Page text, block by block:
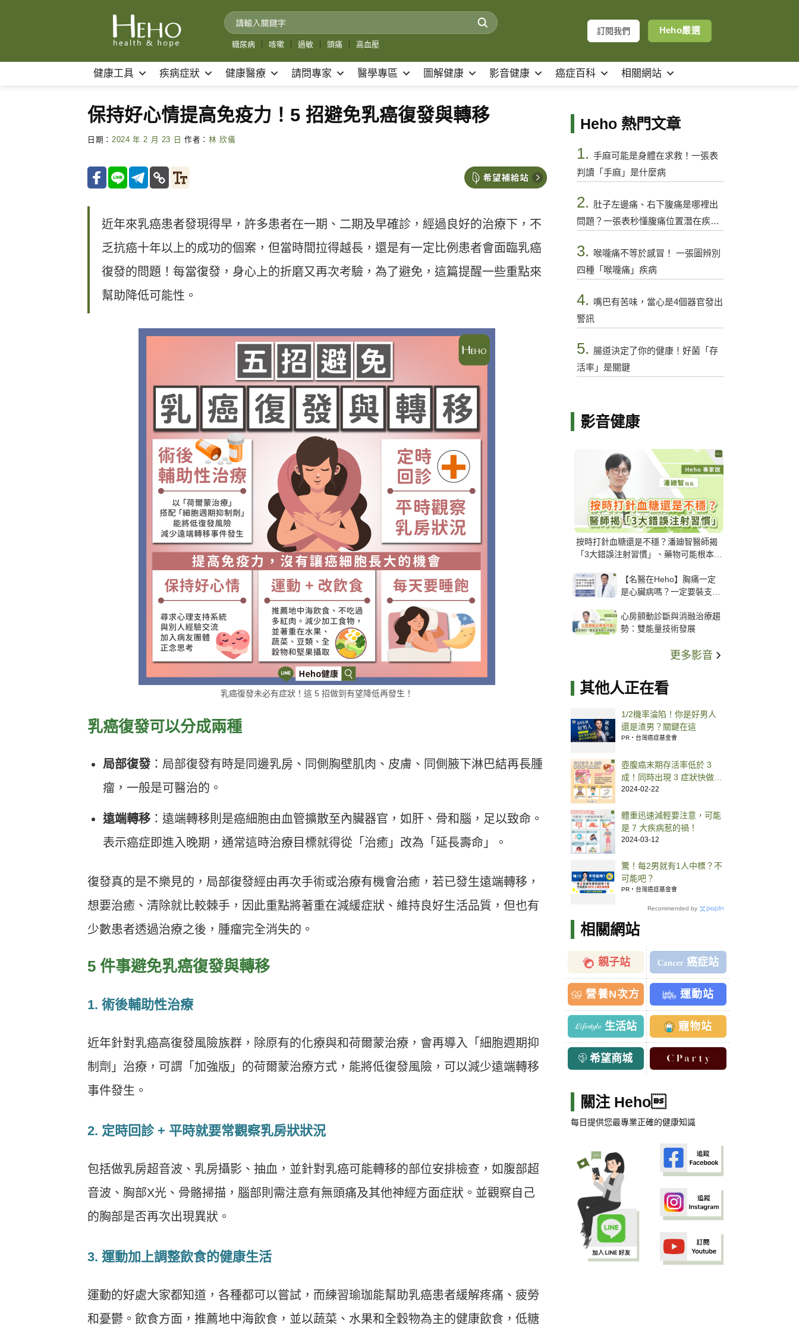
糖尿病 咳嗽 過敏 頭痛 高血壓
訂閱我們 Heho嚴選
健康工具 疾病症狀 健康醫療 請問專家 醫學專區 圖解健康 影音健康 癌症百科 相關網站
保持好心情提高免疫力！5 招避免乳癌復發與轉移
日期： 2024 年 2 月 23 日 作者： 林 欣儀
近年來乳癌患者發現得早，許多患者在一期、二期及早確診，經過良好的治療下，不
乏抗癌十年以上的成功的個案，但當時間拉得越長，還是有一定比例患者會面臨乳癌
復發的問題！每當復發，身心上的折磨又再次考驗，為了避免，這篇提醒一些重點來
幫助降低可能性。
乳癌復發未必有症狀！這 5 招做到有望降低再發生！
乳癌復發可以分成兩種
局部復發：局部復發有時是同邊乳房、同側胸壁肌肉、皮膚、同側腋下淋巴結再長腫
瘤，一般是可醫治的。
遠端轉移 ：遠端轉移則是癌細胞由血管擴散至內臟器官，如肝、骨和腦，足以致命。
表示癌症即進入晚期，通常這時治療目標就得從「治癒」改為「延長壽命」。
復發真的是不樂見的，局部復發經由再次手術或治療有機會治癒，若已發生遠端轉移，
想要治癒、清除就比較棘手，因此重點將著重在減緩症狀、維持良好生活品質，但也有
少數患者透過治療之後，腫瘤完全消失的。
5 件事避免乳癌復發與轉移
1. 術後輔助性治療
近年針對乳癌高復發風險族群，除原有的化療與和荷爾蒙治療，會再導入「細胞週期抑
制劑」治療，可謂「加強版」的荷爾蒙治療方式，能將低復發風險，可以減少遠端轉移
事件發生。
2. 定時回診 + 平時就要常觀察乳房狀狀況
包括做乳房超音波、乳房攝影、抽血，並針對乳癌可能轉移的部位安排檢查，如腹部超
音波、胸部X光、骨骼掃描，腦部則需注意有無頭痛及其他神經方面症狀。並觀察自己
的胸部是否再次出現異狀。
3. 運動加上調整飲食的健康生活
運動的好處大家都知道，各種都可以嘗試，而練習瑜珈能幫助乳癌患者緩解疼痛、疲勞
和憂鬱。飲食方面，推薦地中海飲食，並以蔬菜、水果和全穀物為主的健康飲食，低糖
Heho 熱門文章
1. 手麻可能是身體在求救！一張表
判讀「手麻」是什麼病
2. 肚子左邊痛、右下腹痛是哪裡出
問題？一張表秒懂腹痛位置潛在疾病
3.
喉嚨痛不等於感冒！ 一張圖辨別
四種「喉嚨痛」疾病
4. 嘴巴有苦味，當心是4個器官發出
警訊
5. 腸道決定了你的健康！好菌「存
活率」是關鍵
影音健康
按時打針血糖還是不穩？潘廸智醫師揭
「3大錯誤注射習慣」、藥物可能根本沒
【名醫在Heho】胸痛一定
是心臟病嗎？一定要裝支
解析支架種類、風險與選擇
關鍵
心房顫動診斷與消融治療趨
勢：雙能量技術發展
更多影音
其他人正在看
1/2機率淪陷！你是好男人
還是渣男？關鍵在這
PR・台灣癌症基金會
壺腹癌末期存活率低於 3
成！同時出現 3 症狀快做胃
鏡檢查
2024-02-22
體重迅速減輕要注意，可能
是 7 大疾病惹的禍！
2024-03-12
驚！每2男就有1人中標？不
可能吧？
PR・台灣癌症基金會
Recommended by
相關網站
親子站 癌症站
營養N次方 運動站
生活站 寵物站
希望商城
關注 Heho
每日提供您最專業正確的健康知識